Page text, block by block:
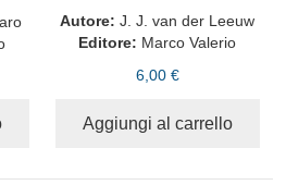
Autore: J. J. van der Leeuw
Editore: Marco Valerio
6,00 €
Aggiungi al carrello